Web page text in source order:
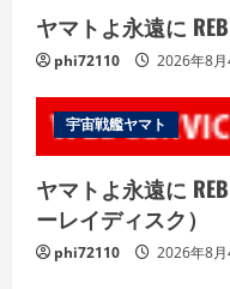
ヤマトよ永遠に
phi72110 2026年8月
宇宙戦艦ヤマト
ヤマトよ永遠に
ーレイディスク）
phi72110 2026年8月